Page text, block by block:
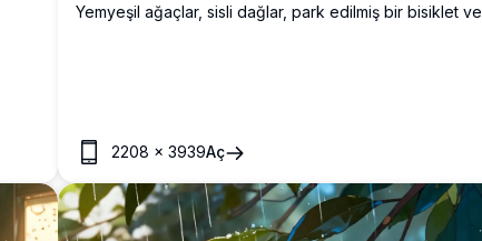
Yemyeşil ağaçlar, sisli dağlar, park edilmiş bir bisiklet ve
2208 ×3939Aç